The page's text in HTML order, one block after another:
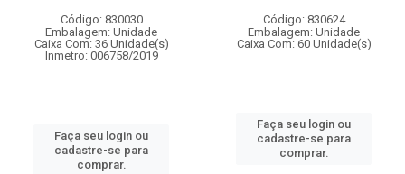
Código: 830030
Embalagem: Unidade
Caixa Com: 36 Unidade(s)
Inmetro: 006758/2019
Faça seu login ou
cadastre-se para
comprar.
Código: 830624
Embalagem: Unidade
Caixa Com: 60 Unidade(s)
Faça seu login ou
cadastre-se para
comprar.